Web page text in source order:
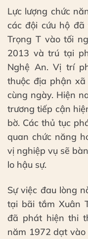
Lực lượng chức
các đội cứu hộ
Trọng T vào tối
2013 và trú tại
Nghệ An. Vị trí
thuộc địa phận
cùng ngày. Hiện
trương tiếp cận
bờ. Các thủ tục
quan chức năng
vị nghiệp vụ sẽ
lo hậu sự.
Sự việc đau lòng
tại bãi tắm Xuân
đã phát hiện thi
năm 1972 dạt vào